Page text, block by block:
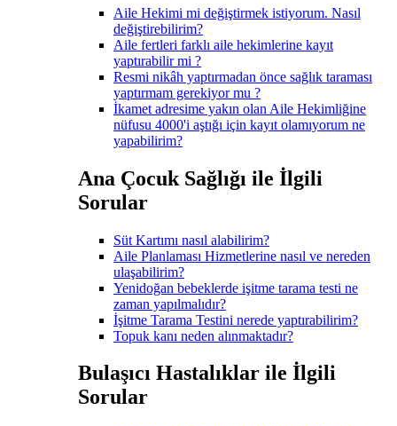
Aile Hekimi mi değiştirmek istiyorum. Nasıl
değiştirebilirim?
Aile fertleri farklı aile hekimlerine kayıt
yaptırabilir mi ?
Resmi nikâh yaptırmadan önce sağlık taraması
yaptırmam gerekiyor mu ?
İkamet adresime yakın olan Aile Hekimliğine
nüfusu 4000'i aştığı için kayıt olamıyorum ne
yapabilirim?
Ana Çocuk Sağlığı ile İlgili
Sorular
Süt Kartımı nasıl alabilirim?
Aile Planlaması Hizmetlerine nasıl ve nereden
ulaşabilirim?
Yenidoğan bebeklerde işitme tarama testi ne
zaman yapılmalıdır?
İşitme Tarama Testini nerede yaptırabilirim?
Topuk kanı neden alınmaktadır?
Bulaşıcı Hastalıklar ile İlgili
Sorular